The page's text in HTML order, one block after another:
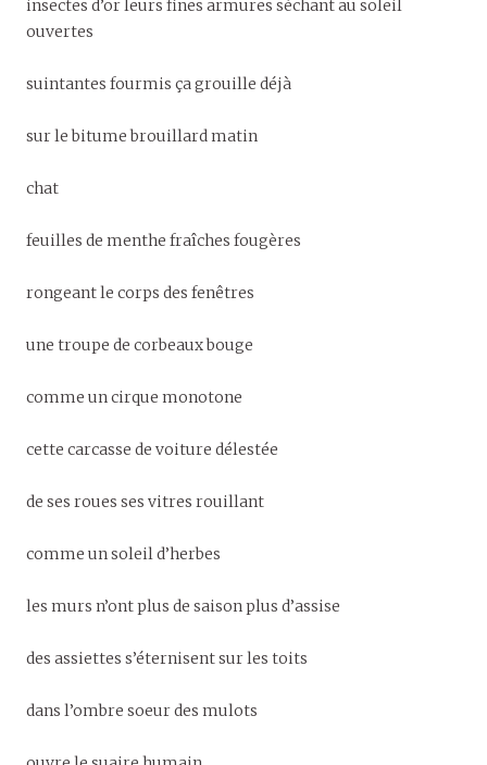
insectes d’or leurs fines armures séchant au soleil
ouvertes
suintantes fourmis ça grouille déjà
sur le bitume brouillard matin
chat
feuilles de menthe fraîches fougères
rongeant le corps des fenêtres
une troupe de corbeaux bouge
comme un cirque monotone
cette carcasse de voiture délestée
de ses roues ses vitres rouillant
comme un soleil d’herbes
les murs n’ont plus de saison plus d’assise
des assiettes s’éternisent sur les toits
dans l’ombre soeur des mulots